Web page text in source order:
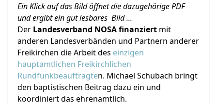
Ein Klick auf das Bild öffnet die dazugehörige PDF
und ergibt ein gut lesbares Bild ...
Der Landesverband NOSA finanziert mit
anderen Landesverbänden und Partnern anderer
Freikirchen die Arbeit des einzigen
hauptamtlichen Freikirchlichen
Rundfunkbeauftragten. Michael Schubach bringt
den baptistischen Beitrag dazu ein und
koordiniert das ehrenamtlich.